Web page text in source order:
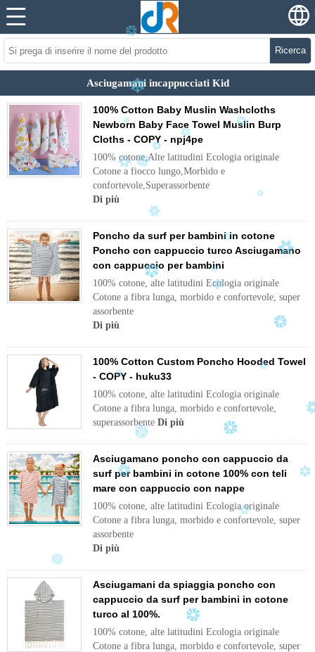
Ricerca
Asciugamani incappucciati Kid
100% Cotton Baby Muslin Washcloths
Newborn Baby Face Towel Muslin Burp
Cloths - COPY - npj4pe
100% cotone,Alte latitudini Ecologia originale
Cotone a fiocco lungo,Morbido e
confortevole,Superassorbente
Di più
Poncho da surf per bambini in cotone
Poncho con cappuccio turco Asciugamano
con cappuccio per bambini
100% cotone, alte latitudini Ecologia originale
Cotone a fibra lunga, morbido e confortevole, super
assorbente
Di più
100% Cotton Custom Poncho Hooded Towel
- COPY - huku33
100% cotone, alte latitudini Ecologia originale
Cotone a fibra lunga, morbido e confortevole,
superassorbente Di più
Asciugamano poncho con cappuccio da
surf per bambini in cotone 100% con teli
mare con cappuccio con nappe
100% cotone, alte latitudini Ecologia originale
Cotone a fibra lunga, morbido e confortevole, super
assorbente
Di più
Asciugamani da spiaggia poncho con
cappuccio da surf per bambini in cotone
turco al 100%.
100% cotone, alte latitudini Ecologia originale
Cotone a fibra lunga, morbido e confortevole, super